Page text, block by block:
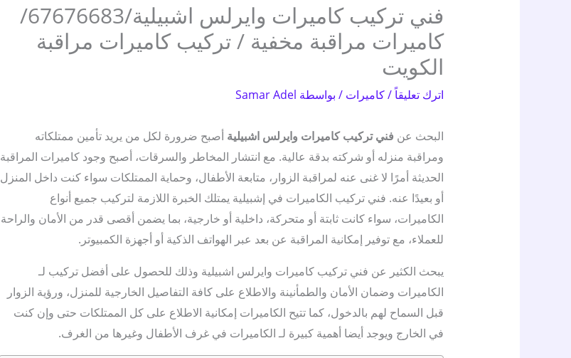
فني تركيب كاميرات وايرلس اشبيلية/67676683/
كاميرات مراقبة مخفية / تركيب كاميرات مراقبة
الكويت
اترك تعليقاً/كاميرات / بواسطة Samar Adel
البحث عن فني تركيب كاميرات وايرلس اشبيلية أصبح ضرورة لكل من يريد تأمين ممتلكاته
ومراقبة منزله أو شركته بدقة عالية. مع انتشار المخاطر والسرقات، أصبح وجود كاميرات المراقبة
الحديثة أمرًا لا غنى عنه لمراقبة الزوار، متابعة الأطفال، وحماية الممتلكات سواء كنت داخل المنزل
أو بعيدًا عنه. فني تركيب الكاميرات في إشبيلية يمتلك الخبرة اللازمة لتركيب جميع أنواع
الكاميرات، سواء كانت ثابتة أو متحركة، داخلية أو خارجية، بما يضمن أقصى قدر من الأمان والراحة
للعملاء، مع توفير إمكانية المراقبة عن بعد عبر الهواتف الذكية أو أجهزة الكمبيوتر.
يبحث الكثير عن فني تركيب كاميرات وايرلس اشبيلية وذلك للحصول على أفضل تركيب لـ
الكاميرات وضمان الأمان والطمأنينة والاطلاع على كافة التفاصيل الخارجية للمنزل، ورؤية الزوار
قبل السماح لهم بالدخول، كما تتيح الكاميرات إمكانية الاطلاع على كل الممتلكات حتى وإن كنت
في الخارج ويوجد أيضا أهمية كبيرة لـ الكاميرات في غرف الأطفال وغيرها من الغرف.